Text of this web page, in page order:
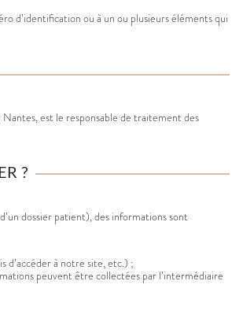
d’identification ou à un ou plusieurs éléments qui
est le responsable de traitement des
?
dossier patient), des informations sont
d’accéder à notre site, etc.) ;
peuvent être collectées par l’intermédiaire